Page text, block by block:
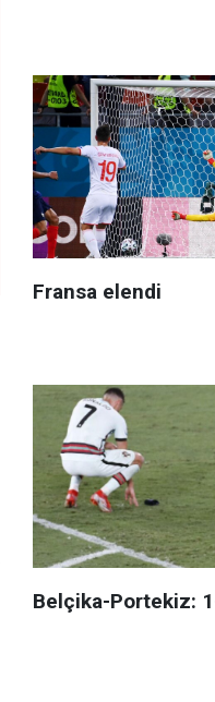
Fransa elendi
Belçika-Portekiz: